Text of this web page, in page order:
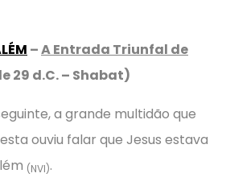
–A Entrada Triunfal de
29 d.C. – Shabat)
a grande multidão que
ouviu falar que Jesus estava
(NVI).